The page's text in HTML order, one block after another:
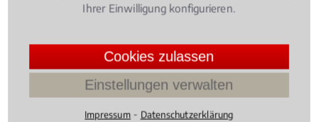
Unterhalt: Ab 1.1.2026 neue
Düsseldorfer Tabelle
Ihrer Einwilligung konfigurieren.
Cookies zulassen
Einstellungen verwalten
Impressum ⁃ Datenschutzerklärung